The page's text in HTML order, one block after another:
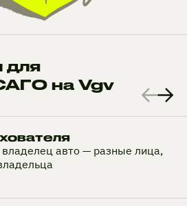
для
на Vgv
владелец авто — разные лица,